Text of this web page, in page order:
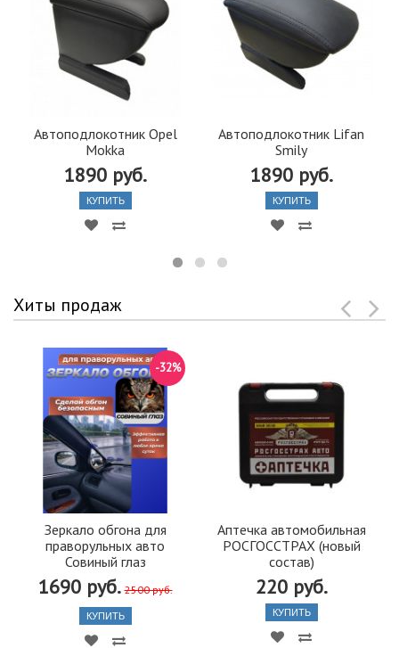
Автоподлокотник Opel
Mokka
1890 руб.
КУПИТЬ
Автоподлокотник Lifan
Smily
1890 руб.
КУПИТЬ
Хиты продаж
Зеркало обгона для
праворульных авто
Совиный глаз
1690 руб. 2500 руб.
-32%
КУПИТЬ
Аптечка автомобильная
РОСГОССТРАХ (новый
состав)
220 руб.
КУПИТЬ